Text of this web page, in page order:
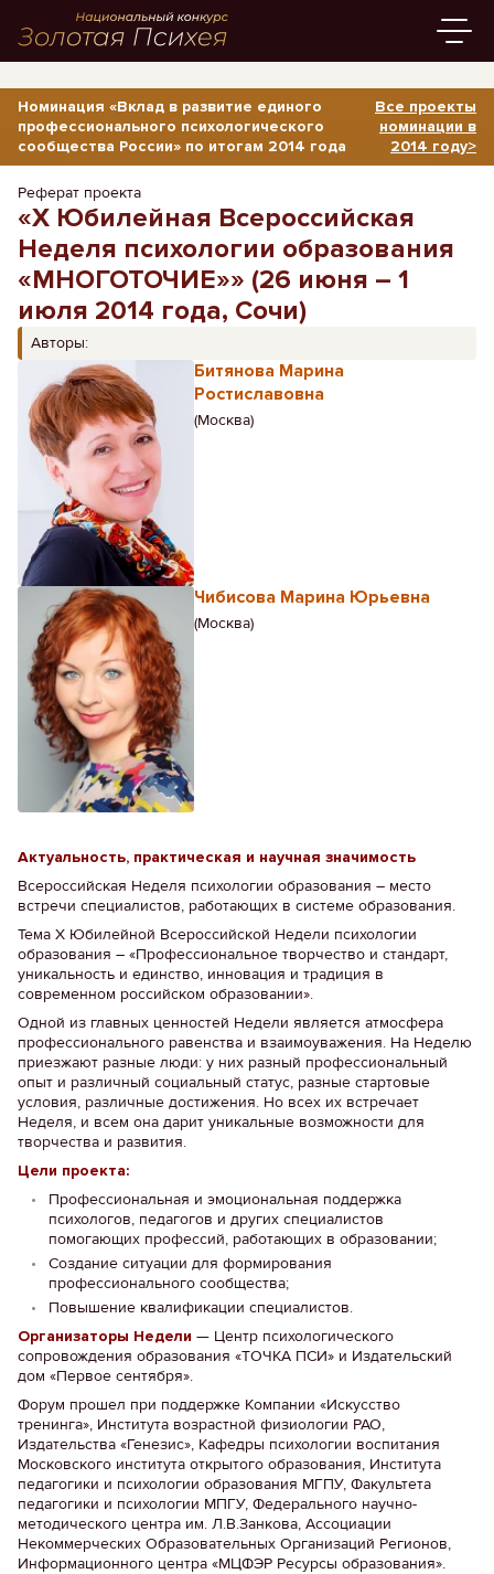
Номинация «Вклад в развитие единого
профессионального психологического
сообщества России» по итогам 2014 года
Все проекты
номинации в
2014 году>
Реферат проекта
«Х Юбилейная Всероссийская
Неделя психологии образования
«МНОГОТОЧИЕ»» (26 июня – 1
июля 2014 года, Сочи)
Авторы:
Битянова Марина
Ростиславовна
(Москва)
Чибисова Марина Юрьевна
(Москва)
Актуальность, практическая и научная значимость
Всероссийская Неделя психологии образования – место
встречи специалистов, работающих в системе образования.
Тема Х Юбилейной Всероссийской Недели психологии
образования – «Профессиональное творчество и стандарт,
уникальность и единство, инновация и традиция в
современном российском образовании».
Одной из главных ценностей Недели является атмосфера
профессионального равенства и взаимоуважения. На Неделю
приезжают разные люди: у них разный профессиональный
опыт и различный социальный статус, разные стартовые
условия, различные достижения. Но всех их встречает
Неделя, и всем она дарит уникальные возможности для
творчества и развития.
Цели проекта:
Профессиональная и эмоциональная поддержка
психологов, педагогов и других специалистов
помогающих профессий, работающих в образовании;
Создание ситуации для формирования
профессионального сообщества;
Повышение квалификации специалистов.
Организаторы Недели — Центр психологического
сопровождения образования «ТОЧКА ПСИ» и Издательский
дом «Первое сентября».
Форум прошел при поддержке Компании «Искусство
тренинга», Института возрастной физиологии РАО,
Издательства «Генезис», Кафедры психологии воспитания
Московского института открытого образования, Института
педагогики и психологии образования МГПУ, Факультета
педагогики и психологии МПГУ, Федерального научно-
методического центра им. Л.В.Занкова, Ассоциации
Некоммерческих Образовательных Организаций Регионов,
Информационного центра «МЦФЭР Ресурсы образования».